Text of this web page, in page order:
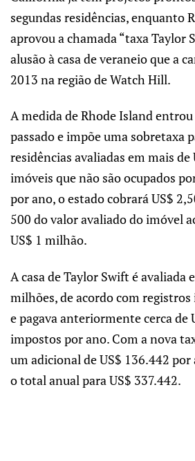
segundas residências, enquanto
aprovou a chamada “taxa Taylor
alusão à casa de veraneio que a
2013 na região de Watch Hill.
A medida de Rhode Island
passado e impõe uma sobretaxa
residências avaliadas em mais
imóveis que não são ocupados
por ano, o estado cobrará US$
500 do valor avaliado do imóvel
US$ 1 milhão.
A casa de Taylor Swift é avaliada
milhões, de acordo com
e pagava anteriormente cerca de
impostos por ano. Com a nova
um adicional de US$ 136.442
o total anual para US$ 337.442.